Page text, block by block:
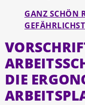
GANZ SCHÖN
DIE